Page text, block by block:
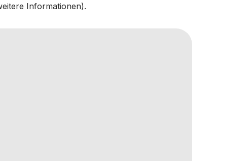
Informationen).